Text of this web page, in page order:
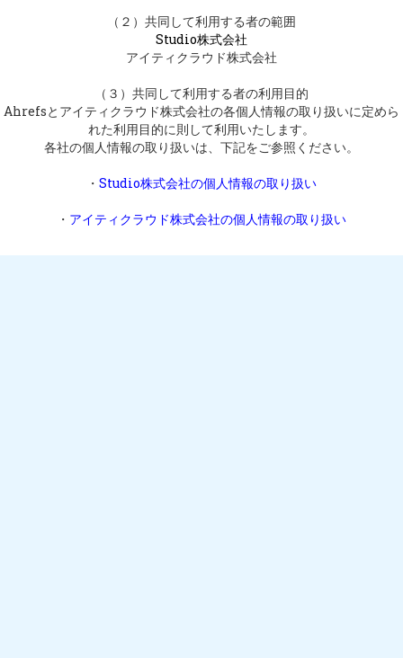
（２）共同して利用する者の範囲
Studio株式会社
アイティクラウド株式会社
（３）共同して利用する者の利用目的
Ahrefsとアイティクラウド株式会社の各個人情報の取り扱いに定めら
れた利用目的に則して利用いたします。
各社の個人情報の取り扱いは、下記をご参照ください。
・ Studio株式会社の個人情報の取り扱い
・ アイティクラウド株式会社の個人情報の取り扱い